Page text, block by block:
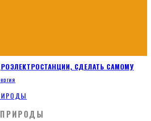
СДЕЛАТЬ САМОМУ